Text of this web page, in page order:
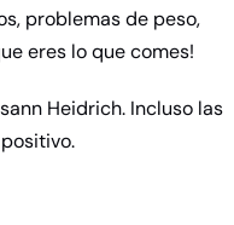
problemas de peso,
eres lo que comes!
Heidrich. Incluso las